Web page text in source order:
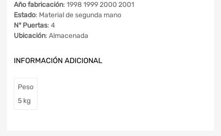
Año fabricación: 1998 1999 2000 2001
Estado: Material de segunda mano
Nº Puertas: 4
Ubicación: Almacenada
INFORMACIÓN ADICIONAL
Peso
5 kg